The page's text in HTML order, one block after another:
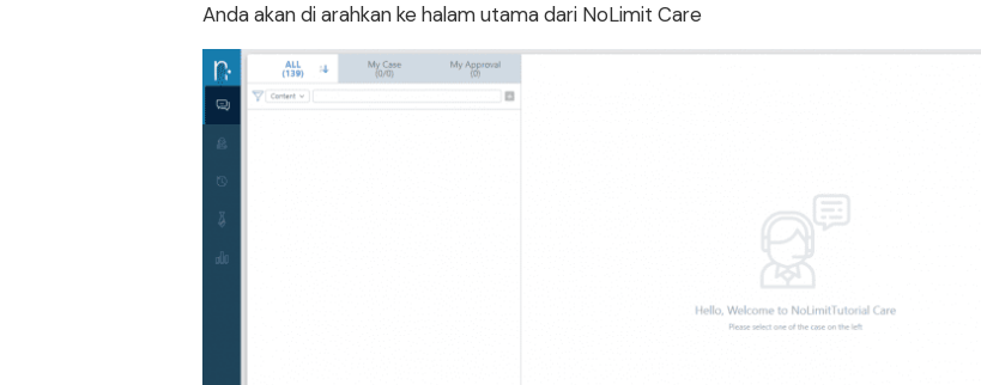
Anda akan di arahkan ke halam utama dari NoLimit Care